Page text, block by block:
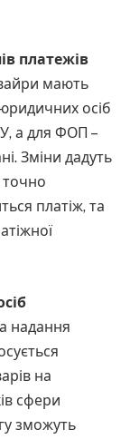
платежів
мають
осіб
а для ФОП –
Зміни дадуть
точно
платіж, та
надання
на
сфери
зможуть